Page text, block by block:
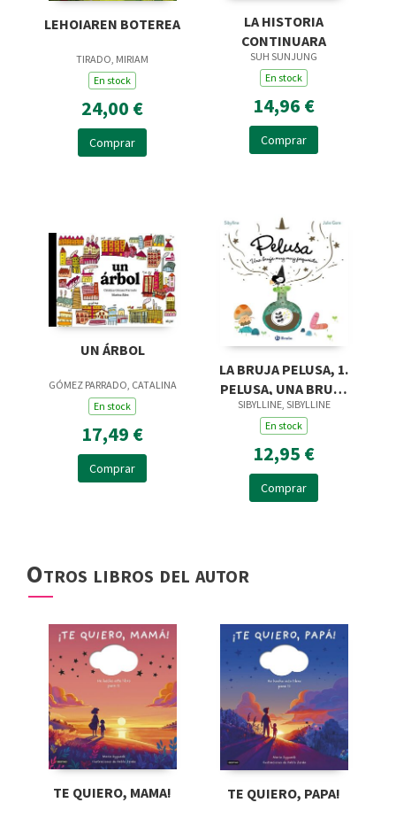
LEHOIAREN BOTEREA
TIRADO, MIRIAM
En stock
24,00 €
Comprar
LA HISTORIA
CONTINUARA
SUH SUNJUNG
En stock
14,96 €
Comprar
UN ÁRBOL
GÓMEZ PARRADO, CATALINA
En stock
17,49 €
Comprar
LA BRUJA PELUSA, 1.
PELUSA, UNA BRUJA
MUY MUY PEQUEÑITA
SIBYLLINE, SIBYLLINE
En stock
12,95 €
Comprar
Otros libros del autor
TE QUIERO, MAMA! TE QUIERO, PAPA!